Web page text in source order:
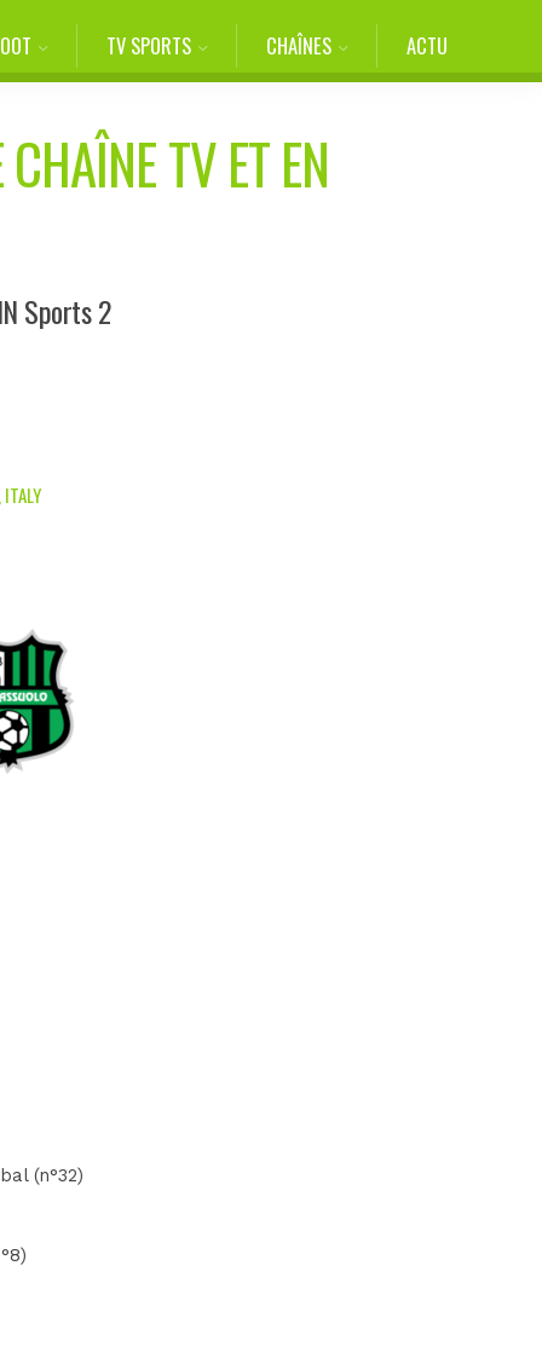
TV SPORTS CHAÎNES ACTU
TV ET EN
Sports 2
(n°32)